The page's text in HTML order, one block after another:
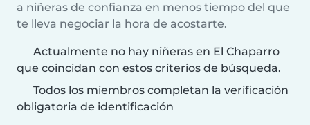
a niñeras de confianza en menos tiempo del que
te lleva negociar la hora de acostarte.
Actualmente no hay niñeras en El Chaparro
que coincidan con estos criterios de búsqueda.
Todos los miembros completan la verificación
obligatoria de identificación